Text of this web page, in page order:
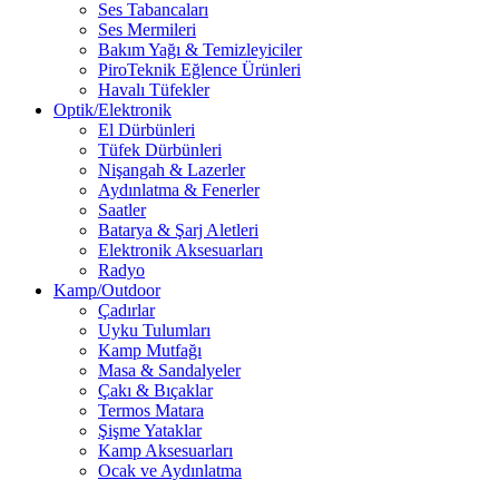
Ses Tabancaları
Ses Mermileri
Bakım Yağı & Temizleyiciler
PiroTeknik Eğlence Ürünleri
Havalı Tüfekler
Optik/Elektronik
El Dürbünleri
Tüfek Dürbünleri
Nişangah & Lazerler
Aydınlatma & Fenerler
Saatler
Batarya & Şarj Aletleri
Elektronik Aksesuarları
Radyo
Kamp/Outdoor
Çadırlar
Uyku Tulumları
Kamp Mutfağı
Masa & Sandalyeler
Çakı & Bıçaklar
Termos Matara
Şişme Yataklar
Kamp Aksesuarları
Ocak ve Aydınlatma